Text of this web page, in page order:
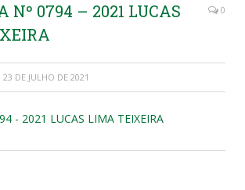
Nº 0794 – 2021 LUCAS
0
23 DE JULHO DE 2021
- 2021 LUCAS LIMA TEIXEIRA